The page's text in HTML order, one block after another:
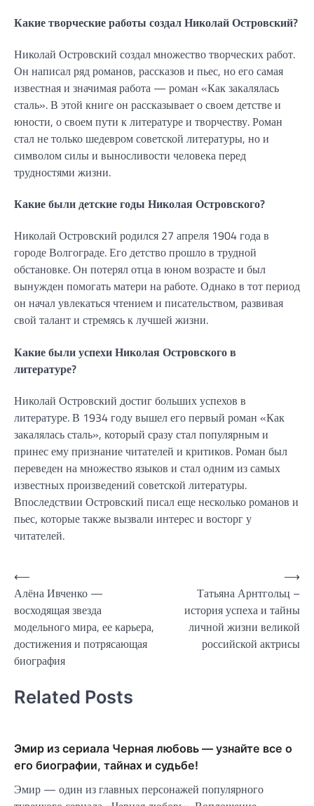
Какие творческие работы создал Николай Островский?
Николай Островский создал множество творческих работ.
Он написал ряд романов, рассказов и пьес, но его самая
известная и значимая работа — роман «Как закалялась
сталь». В этой книге он рассказывает о своем детстве и
юности, о своем пути к литературе и творчеству. Роман
стал не только шедевром советской литературы, но и
символом силы и выносливости человека перед
трудностями жизни.
Какие были детские годы Николая Островского?
Николай Островский родился 27 апреля 1904 года в
городе Волгограде. Его детство прошло в трудной
обстановке. Он потерял отца в юном возрасте и был
вынужден помогать матери на работе. Однако в тот период
он начал увлекаться чтением и писательством, развивая
свой талант и стремясь к лучшей жизни.
Какие были успехи Николая Островского в
литературе?
Николай Островский достиг больших успехов в
литературе. В 1934 году вышел его первый роман «Как
закалялась сталь», который сразу стал популярным и
принес ему признание читателей и критиков. Роман был
переведен на множество языков и стал одним из самых
известных произведений советской литературы.
Впоследствии Островский писал еще несколько романов и
пьес, которые также вызвали интерес и восторг у
читателей.
Навигация
по
записям
⟵
Алёна Ивченко —
восходящая звезда
модельного мира, ее карьера,
достижения и потрясающая
биография
Татьяна Арнтгольц –
история успеха и тайны
личной жизни великой
российской актрисы
⟶
Related Posts
Эмир из сериала Черная любовь — узнайте все о
его биографии, тайнах и судьбе!
Эмир — один из главных персонажей популярного